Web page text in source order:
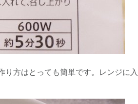
方はとっても簡単です。レンジに入